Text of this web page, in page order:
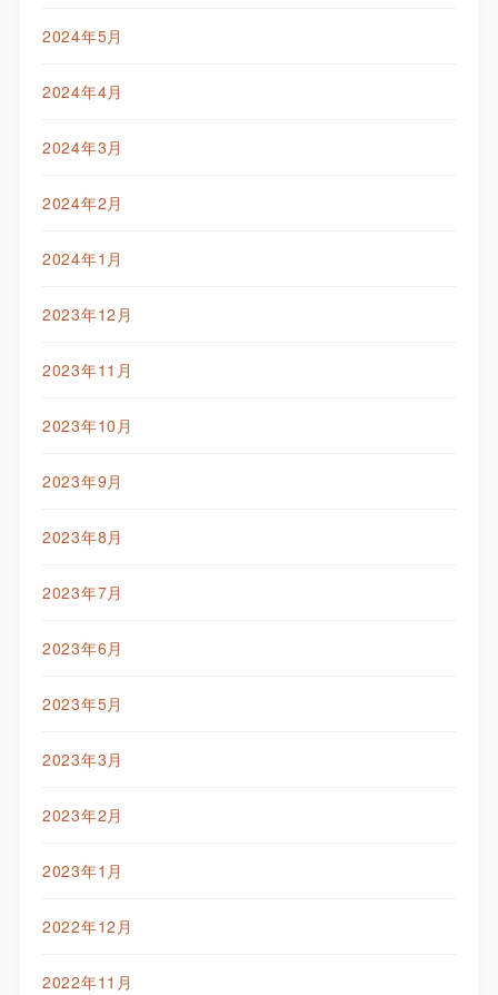
2024年5月
2024年4月
2024年3月
2024年2月
2024年1月
2023年12月
2023年11月
2023年10月
2023年9月
2023年8月
2023年7月
2023年6月
2023年5月
2023年3月
2023年2月
2023年1月
2022年12月
2022年11月